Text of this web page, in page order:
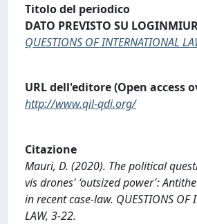
Titolo del periodico
DATO PREVISTO SU
QUESTIONS OF INTERNATIONAL
URL dell'editore (Open access
http://www.qil-qdi.org/
Citazione
Mauri, D. (2020). The political
vis drones' ‘outsized power':
in recent case-law. QUESTIONS OF
LAW, 3-22.